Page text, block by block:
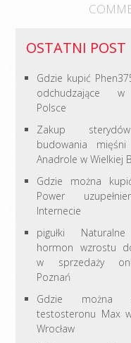
OSTATNI POST
Gdzie kupić
odchudzające
Polsce
Zakup
budowania mięśni
Anadrole w Wielkiej
Gdzie można
Power
Internecie
pigułki
hormon wzrostu
w sprzedaży
Poznań
Gdzie można
testosteronu Max
Wrocław